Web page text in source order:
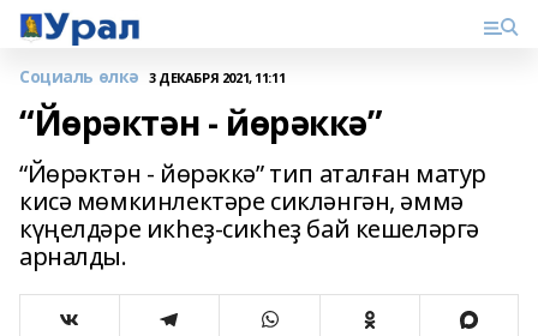
Социаль өлкә 3 ДЕКАБРЯ 2021, 11:11
“Йөрәктән - йөрәккә”
“Йөрәктән - йөрәккә” тип аталған матур
кисә мөмкинлектәре сикләнгән, әммә
күңелдәре икһеҙ-сикһеҙ бай кешеләргә
арналды.